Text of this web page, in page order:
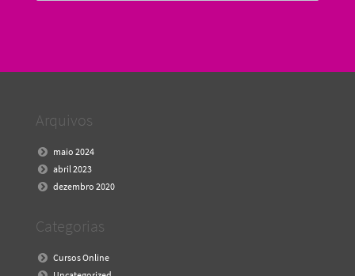
Arquivos
maio 2024
abril 2023
dezembro 2020
Categorias
Cursos Online